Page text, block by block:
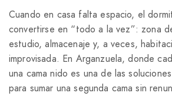
Cuando en casa falta espacio, el
convertirse en “todo a la vez”: zona
estudio, almacenaje y, a veces,
improvisada. En Arganzuela, donde
una cama nido es una de las
para sumar una segunda cama sin